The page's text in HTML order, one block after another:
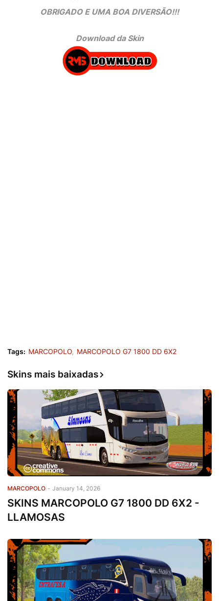
OBRIGADO E UMA BOA DIVERSÃO!!!
Download da Skin
Tags: MARCOPOLO MARCOPOLO G7 1800 DD 6X2
Skins mais baixadas
MARCOPOLO - January 14, 2026
SKINS MARCOPOLO G7 1800 DD 6X2 -
LLAMOSAS